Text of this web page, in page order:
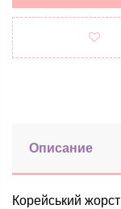
Описание
Корейський